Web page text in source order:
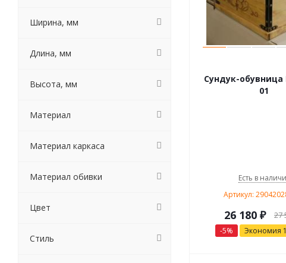
Сундук-обувница
01
Есть в
Артикул:
26 180 ₽ 27
-5% Экономия
Ширина, мм
Длина, мм
Высота, мм
Материал
Материал каркаса
Материал обивки
Цвет
Стиль